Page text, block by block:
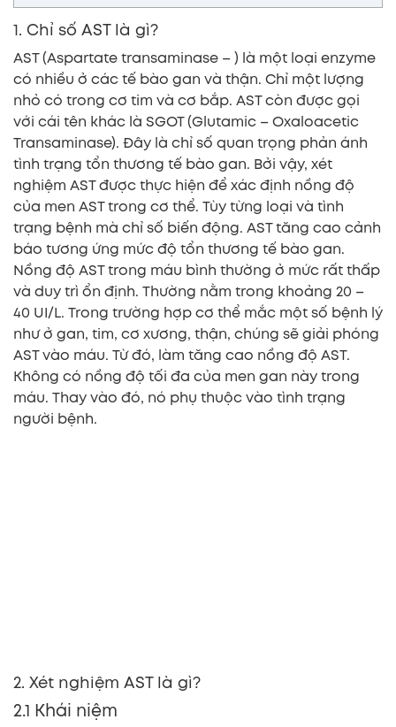
1. Chỉ số AST là gì?
AST (Aspartate transaminase – ) là một loại enzyme
có nhiều ở các tế bào gan và thận. Chỉ một lượng
nhỏ có trong cơ tim và cơ bắp. AST còn được gọi
với cái tên khác là SGOT (Glutamic – Oxaloacetic
Transaminase). Đây là chỉ số quan trọng phản ánh
tình trạng tổn thương tế bào gan. Bởi vậy, xét
nghiệm AST được thực hiện để xác định nồng độ
của men AST trong cơ thể. Tùy từng loại và tình
trạng bệnh mà chỉ số biến động. AST tăng cao cảnh
báo tương ứng mức độ tổn thương tế bào gan.
Nồng độ AST trong máu bình thường ở mức rất thấp
và duy trì ổn định. Thường nằm trong khoảng 20 –
40 UI/L. Trong trường hợp cơ thể mắc một số bệnh lý
như ở gan, tim, cơ xương, thận, chúng sẽ giải phóng
AST vào máu. Từ đó, làm tăng cao nồng độ AST.
Không có nồng độ tối đa của men gan này trong
máu. Thay vào đó, nó phụ thuộc vào tình trạng
người bệnh.
2. Xét nghiệm AST là gì?
2.1 Khái niệm